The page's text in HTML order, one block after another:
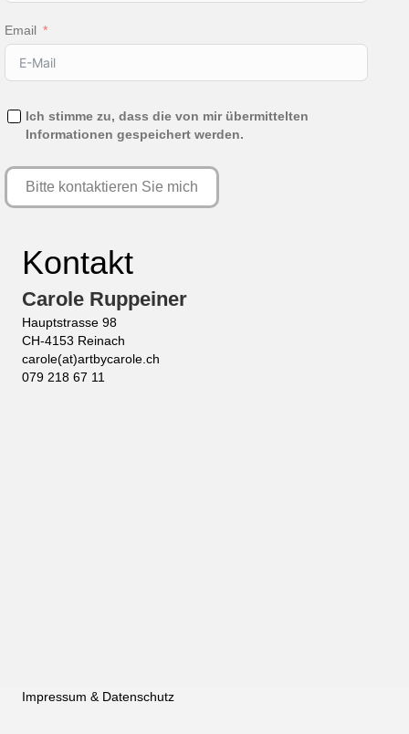
Email
Ich stimme zu, dass die von mir übermittelten
Informationen gespeichert werden.
Bitte kontaktieren Sie mich
Kontakt
Carole Ruppeiner
Hauptstrasse 98
CH-4153 Reinach
carole(at)artbycarole.ch
079 218 67 11
Impressum & Datenschutz